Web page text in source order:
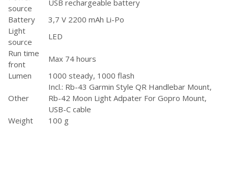
source
USB rechargeable battery
Battery
3,7 V 2200 mAh Li-Po
Light
source
LED
Run time
front
Max 74 hours
Lumen
1000 steady, 1000 flash
Other
Incl.: Rb-43 Garmin Style QR Handlebar Mount,
Rb-42 Moon Light Adpater For Gopro Mount,
USB-C cable
Weight
100 g